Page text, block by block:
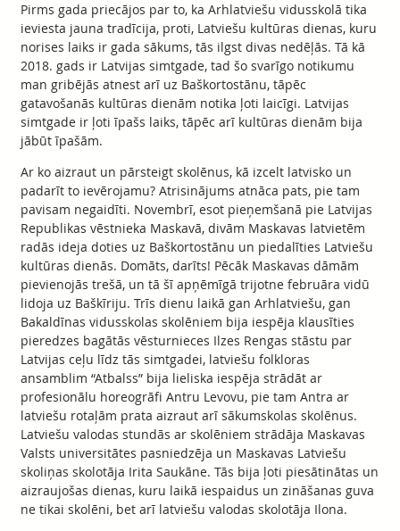
Pirms gada priecājos par to, ka Arhlatviešu vidusskolā tika
ieviesta jauna tradīcija, proti, Latviešu kultūras dienas, kuru
norises laiks ir gada sākums, tās ilgst divas nedēļās. Tā kā
2018. gads ir Latvijas simtgade, tad šo svarīgo notikumu
man gribējās atnest arī uz Baškortostānu, tāpēc
gatavošanās kultūras dienām notika ļoti laicīgi. Latvijas
simtgade ir ļoti īpašs laiks, tāpēc arī kultūras dienām bija
jābūt īpašām.
Ar ko aizraut un pārsteigt skolēnus, kā izcelt latvisko un
padarīt to ievērojamu? Atrisinājums atnāca pats, pie tam
pavisam negaidīti. Novembrī, esot pieņemšanā pie Latvijas
Republikas vēstnieka Maskavā, divām Maskavas latvietēm
radās ideja doties uz Baškortostānu un piedalīties Latviešu
kultūras dienās. Domāts, darīts! Pēcāk Maskavas dāmām
pievienojās trešā, un tā šī apņēmīgā trijotne februāra vidū
lidoja uz Baškīriju. Trīs dienu laikā gan Arhlatviešu, gan
Bakaldīnas vidusskolas skolēniem bija iespēja klausīties
pieredzes bagātās vēsturnieces Ilzes Rengas stāstu par
Latvijas ceļu līdz tās simtgadei, latviešu folkloras
ansamblim “Atbalss” bija lieliska iespēja strādāt ar
profesionālu horeogrāfi Antru Levovu, pie tam Antra ar
latviešu rotaļām prata aizraut arī sākumskolas skolēnus.
Latviešu valodas stundās ar skolēniem strādāja Maskavas
Valsts universitātes pasniedzēja un Maskavas Latviešu
skoliņas skolotāja Irita Saukāne. Tās bija ļoti piesātinātas un
aizraujošas dienas, kuru laikā iespaidus un zināšanas guva
ne tikai skolēni, bet arī latviešu valodas skolotāja Ilona.